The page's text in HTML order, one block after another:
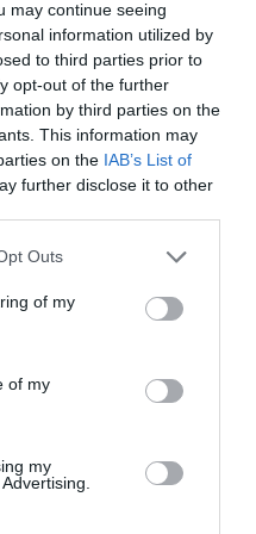
may continue seeing
information utilized by
to third parties prior to
opt-out of the further
by third parties on the
This information may
on the IAB’s List of
further disclose it to other
Outs
of my
of my
my
edat, algú del teu
i algú amb els
aquest parlament.
l'orador. La resposta
és sí.
us trien, a
anys, per
a totes en
persones debatem en